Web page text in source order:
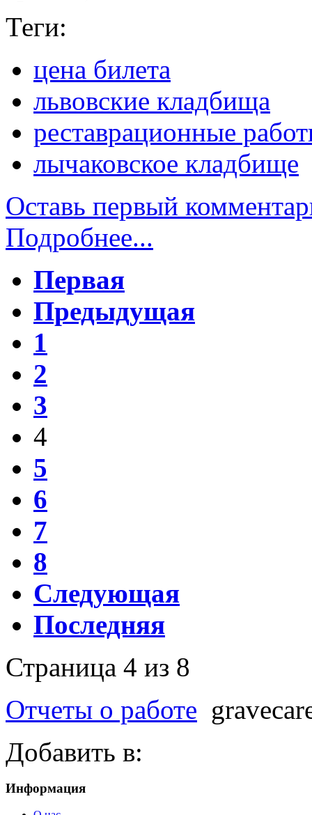
Теги:
цена билета
львовские кладбища
реставрационные
лычаковское кладбище
Оставь первый
Подробнее...
Первая
Предыдущая
1
2
3
4
5
6
7
8
Следующая
Последняя
Страница 4 из 8
Отчеты о работе
Добавить в:
Информация